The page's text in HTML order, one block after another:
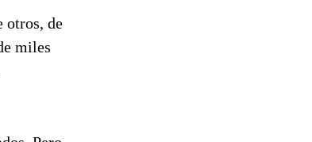
otros, de
miles